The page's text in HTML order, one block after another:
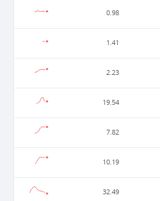
0.98
1.41
2.23
19.54
7.82
10.19
32.49